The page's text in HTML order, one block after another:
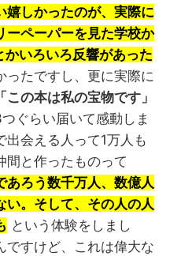
嬉しかったのが、実際に
ーペーパーを見た学校か
いろいろ反響があった
ったですし、更に実際に
「この本は私の宝物です」
ぐらい届いて感動しま
出会える人って1万人も
間と作ったものって
あろう数千万人、数億人
い。そして、その人の人
という体験をしまし
ですけど、これは偉大な